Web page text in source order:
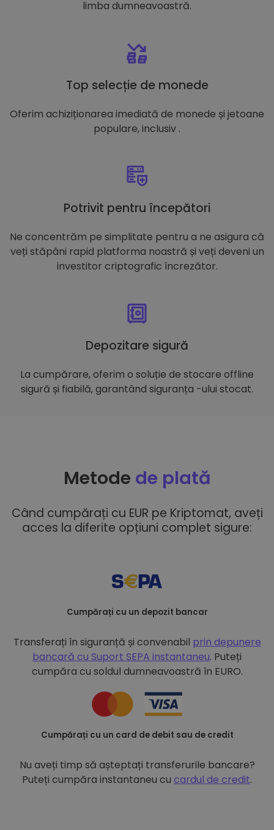
limba dumneavoastră.
Top selecție de monede
Oferim achiziționarea imediată de monede și jetoane
populare, inclusiv .
Potrivit pentru începători
Ne concentrăm pe simplitate pentru a ne asigura că
veți stăpâni rapid platforma noastră și veți deveni un
investitor criptografic încrezător.
Depozitare sigură
La cumpărare, oferim o soluție de stocare offline
sigură și fiabilă, garantând siguranța -ului stocat.
Metode de plată
Când cumpărați cu EUR pe Kriptomat, aveți
acces la diferite opțiuni complet sigure:
Cumpărați cu un depozit bancar
Transferați în siguranță și convenabil prin depunere
bancară cu Suport SEPA instantaneu. Puteți
cumpăra cu soldul dumneavoastră în EURO.
Cumpărați cu un card de debit sau de credit
Nu aveți timp să așteptați transferurile bancare?
Puteți cumpăra instantaneu cu cardul de credit.